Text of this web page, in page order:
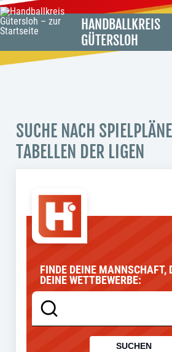
HANDBALLKREIS
GÜTERSLOH
SUCHE NACH
TABELLEN DER LIGEN
FINDE DEINE MANNSCHAFT,
DEINE WETTBEWERBE:
SUCHEN